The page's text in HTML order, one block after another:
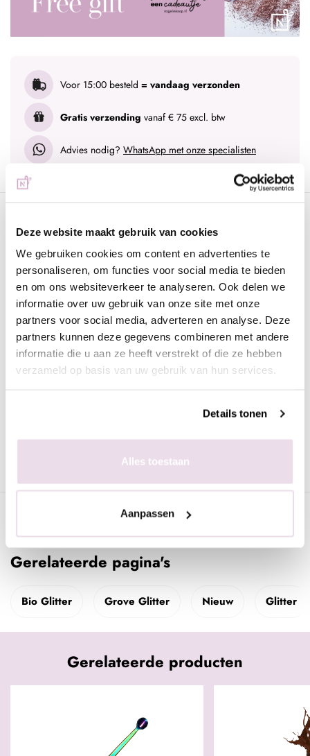
Deze website maakt gebruik van cookies
We gebruiken cookies om content en advertenties te
personaliseren, om functies voor social media te bieden
en om ons websiteverkeer te analyseren. Ook delen we
informatie over uw gebruik van onze site met onze
partners voor social media, adverteren en analyse. Deze
partners kunnen deze gegevens combineren met andere
informatie die u aan ze heeft verstrekt of die ze hebben
verzameld op basis van uw gebruik van hun services.
Details tonen
Alles toestaan
Aanpassen
Voor 15:00 besteld = vandaag verzonden
Gratis verzending vanaf € 75 excl. btw
Advies nodig? WhatsApp met onze specialisten
Biodegradable Urban Nails Glitter. Deze is biologisch
afbreekbaar en helemaal gericht op de toekomst.
Niet alleen verantwoord voor het millieu maar de shimmer is
ook echt geweldig. Deze mix bevat diverse formaten glitters en
dat allemaal in 1 verpakking.
Cellulose, de belangrijkste bouwsteen van celwanden in planten,
Ingrediënten: Cellulose, Aluminum, Acrylates Copolymer,
Gerelateerde pagina's
Bio Glitter Grove Glitter Nieuw Glitter
Gerelateerde producten